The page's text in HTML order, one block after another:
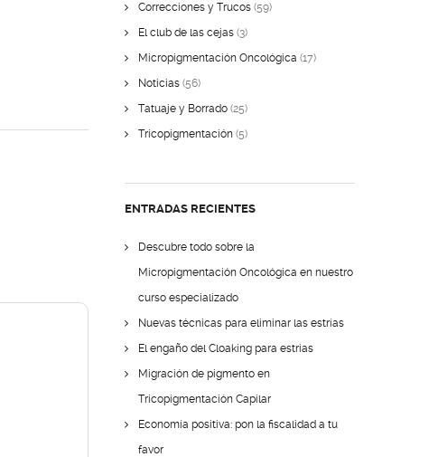
Correcciones y Trucos (59)
El club de las cejas (3)
Micropigmentación Oncológica (17)
Noticias (56)
Tatuaje y Borrado (25)
Tricopigmentación (5)
ENTRADAS RECIENTES
Descubre todo sobre la
Micropigmentación Oncológica en nuestro
curso especializado
Nuevas técnicas para eliminar las estrías
El engaño del Cloaking para estrías
Migración de pigmento en
Tricopigmentación Capilar
Economía positiva: pon la fiscalidad a tu
favor